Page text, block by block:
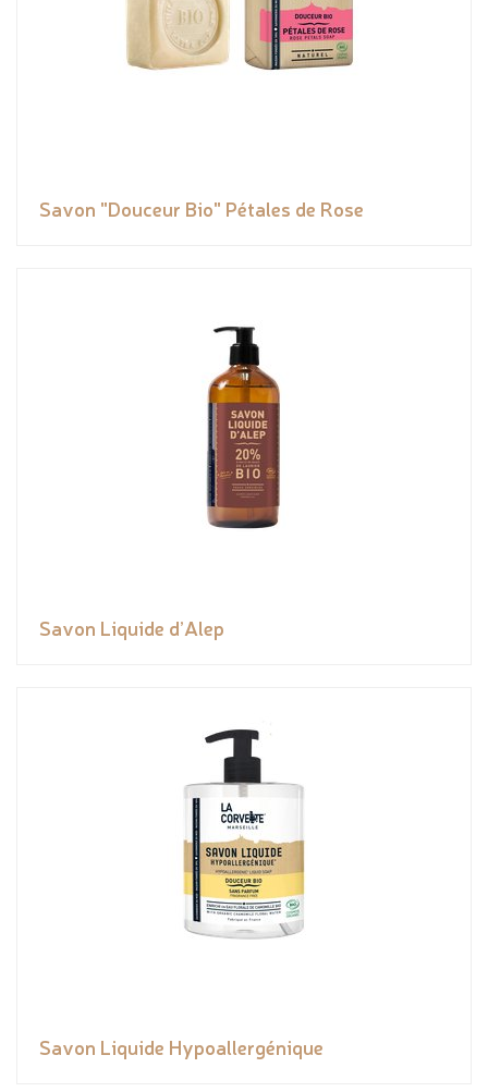
Savon "Douceur Bio" Pétales de Rose
Savon Liquide d’Alep
Savon Liquide Hypoallergénique